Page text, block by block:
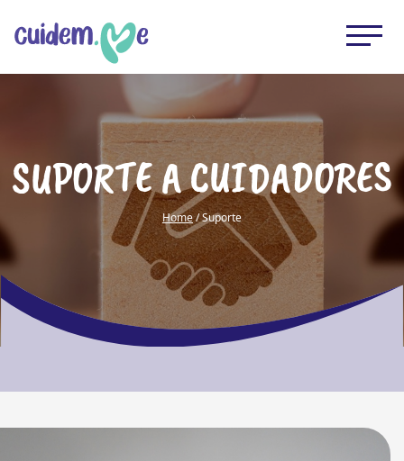
SUPORTE A CUIDADORES
Home/ Suporte